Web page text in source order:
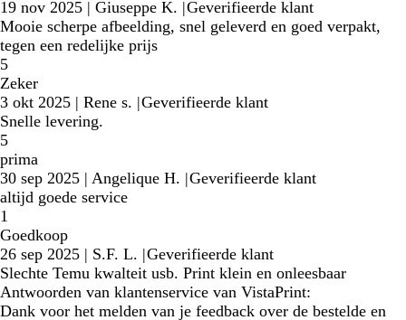
19 nov 2025 | Giuseppe K. |Geverifieerde klant
Mooie scherpe afbeelding, snel geleverd en goed verpakt,
tegen een redelijke prijs
5
Zeker
3 okt 2025 | Rene s. |Geverifieerde klant
Snelle levering.
5
prima
30 sep 2025 | Angelique H. |Geverifieerde klant
altijd goede service
1
Goedkoop
26 sep 2025 | S.F. L. |Geverifieerde klant
Slechte Temu kwalteit usb. Print klein en onleesbaar
Antwoorden van klantenservice van VistaPrint:
Dank voor het melden van je feedback over de bestelde en